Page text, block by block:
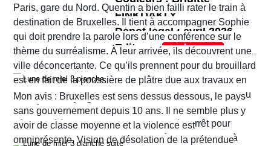
tensions familiales, les rivalités et jalousies
amoureuses, les jeux de pouvoir, les ambitions et
fragilités des uns et des autres. Le récit ne cesse
de nous surprendre et de nous tenir en haleine.
poussées parBertrand Denoulet qui mettent bien
en lumière les décors et les costumes dont ceux
d'Hérodias et de Salomé.
FINKDAKLY
Dépot légal : avril 2026
Editeur :
Format normal
EAN/ISBN : 978-2-203-29047-1
Nombre de pages : 48
Paris, gare du Nord. Quentin a bien failli rater le train à
destination de Bruxelles. Il tient à accompagner Sophie
qui doit prendre la parole lors d’une conférence sur le
thème du surréalisme. À leur arrivée, ils découvrent une
ville déconcertante. Ce qu’ils prennent pour du brouillard
est en fait de la poussière de plâtre due aux travaux en
cours un peu partout dans la ville. Quant au tramway ou
au métro qu’ils pensaient prendre pour rejoindre leur
hôtel situé à Ixelles, ils sont eux aussi à l’arrêt pour
cause de travaux. Finalement, ils décident d’y aller à
Mon avis : Bruxelles est sens dessus dessous, le pays
sans gouvernement depuis 10 ans. Il ne semble plus y
avoir de classe moyenne et la violence est
omniprésente. Vision de désolation de la prétendue